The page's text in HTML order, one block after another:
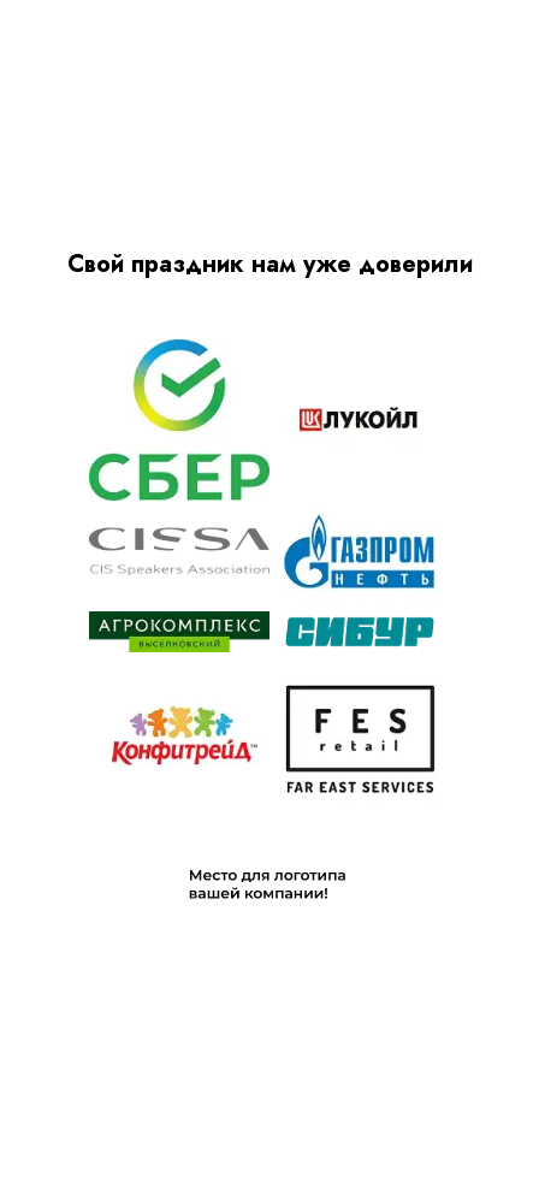
Свой праздник нам уже доверили